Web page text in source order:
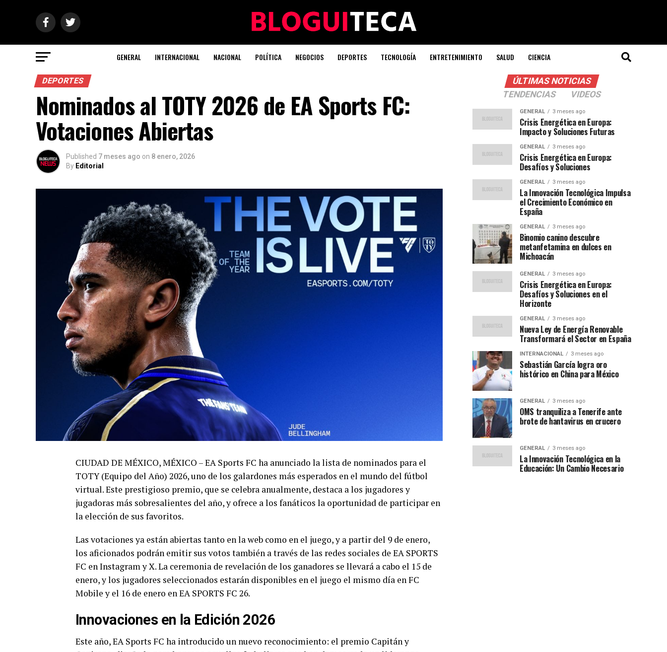
GENERAL INTERNACIONAL NACIONAL POLÍTICA NEGOCIOS DEPORTES TECNOLOGÍA ENTRETENIMIENTO SALUD CIENCIA
DEPORTES
Nominados al TOTY 2026 de EA Sports FC:
Votaciones Abiertas
Published 7 meses ago on 8 enero, 2026
By Editorial
CIUDAD DE MÉXICO, MÉXICO – EA Sports FC ha anunciado la lista de nominados para el
TOTY (Equipo del Año) 2026, uno de los galardones más esperados en el mundo del fútbol
virtual. Este prestigioso premio, que se celebra anualmente, destaca a los jugadores y
jugadoras más sobresalientes del año, y ofrece a los fanáticos la oportunidad de participar en
la elección de sus favoritos.
Las votaciones ya están abiertas tanto en la web como en el juego, y a partir del 9 de enero,
los aficionados podrán emitir sus votos también a través de las redes sociales de EA SPORTS
FC en Instagram y X. La ceremonia de revelación de los ganadores se llevará a cabo el 15 de
enero, y los jugadores seleccionados estarán disponibles en el juego el mismo día en FC
Mobile y el 16 de enero en EA SPORTS FC 26.
Innovaciones en la Edición 2026
Este año, EA Sports FC ha introducido un nuevo reconocimiento: el premio Capitán y
ÚLTIMAS NOTICIAS
TENDENCIAS
VIDEOS
GENERAL 3 meses ago
Crisis Energética en Europa:
Impacto y Soluciones Futuras
GENERAL 3 meses ago
Crisis Energética en Europa:
Desafíos y Soluciones
GENERAL 3 meses ago
La Innovación Tecnológica Impulsa
el Crecimiento Económico en
España
GENERAL 3 meses ago
Binomio canino descubre
metanfetamina en dulces en
Michoacán
GENERAL 3 meses ago
Crisis Energética en Europa:
Desafíos y Soluciones en el
Horizonte
GENERAL 3 meses ago
Nueva Ley de Energía Renovable
Transformará el Sector en España
INTERNACIONAL 3 meses ago
Sebastián García logra oro
histórico en China para México
GENERAL 3 meses ago
OMS tranquiliza a Tenerife ante
brote de hantavirus en crucero
GENERAL 3 meses ago
La Innovación Tecnológica en la
Educación: Un Cambio Necesario